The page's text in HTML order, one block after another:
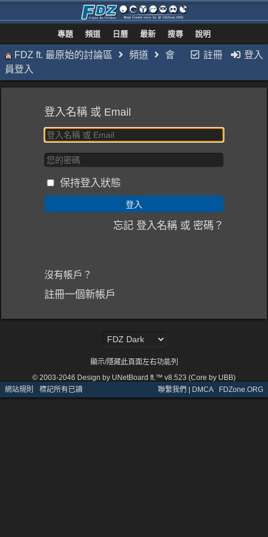
專題 頻道 日曆 最新 搜尋 說明
註冊 登入
FDZ ft. 最原始的討論區 頻道
會
員登入
登入名稱 或 Email
保持登入狀態
忘記 登入名稱 或 密碼？
沒有帳戶？
註冊一個新帳戶
顯示/隱藏此頁面左右功能列
© 2003-2046 Design by UNetBoard ft.™ v8.523 (Core by UBB)
網站規則 · 標記所有已讀 聯繫我們 | DMCA· FDZone.ORG